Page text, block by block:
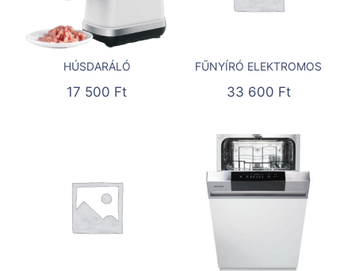
HÚSDARÁLÓ
17 500 Ft
FŰNYÍRÓ ELEKTROMOS
33 600 Ft